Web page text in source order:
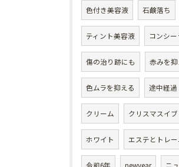
色付き美容液 石鹸落ち
ティント美容液 コンシー
傷の治り跡にも 赤みを抑
色ムラを抑える 途中経過
クリーム クリスマスイブ
ホワイト エステとトレ